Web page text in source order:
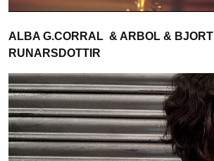
ALBA G.CORRAL & ARBOL & BJORT
RUNARSDOTTIR